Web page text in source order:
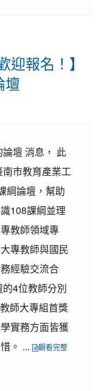
迎報名！】
壇
壇 消息， 此
市教育產業工
綱論壇，幫助
108課綱並理
教師領域專
專教師與國民
經驗交流合
4位教師分別
師大專組首獎
實務方面皆獲
。 ...
觀看完整